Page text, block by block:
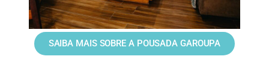
SAIBA MAIS SOBRE A POUSADA GAROUPA